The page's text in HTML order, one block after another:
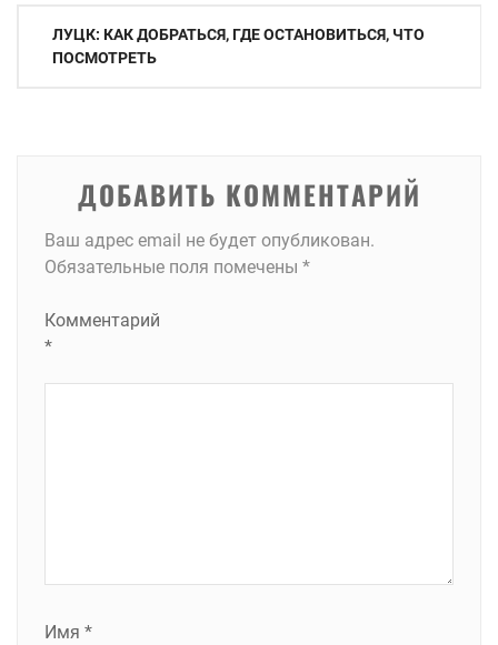
Навигация
ЛУЦК: КАК ДОБРАТЬСЯ, ГДЕ ОСТАНОВИТЬСЯ, ЧТО
ПОСМОТРЕТЬ
ДОБАВИТЬ КОММЕНТАРИЙ
Ваш адрес email не будет опубликован.
Обязательные поля помечены *
Комментарий
*
Имя *